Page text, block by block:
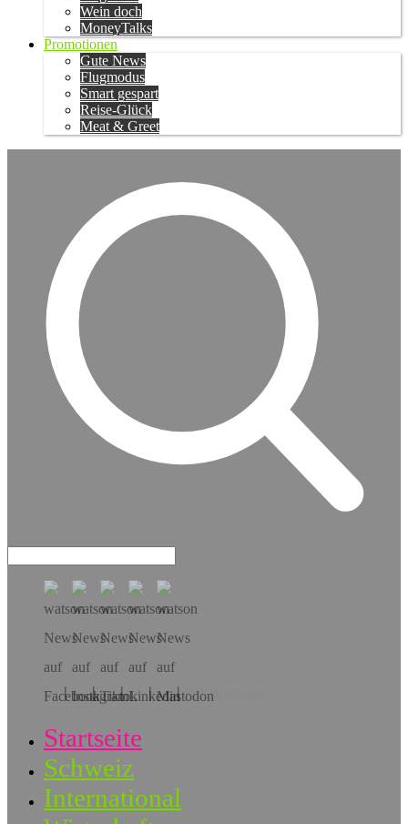
Wein doch
MoneyTalks
Promotionen
Gute News
Flugmodus
Smart gespart
Reise-Glück
Meat & Greet
Hol dir die App!
Startseite
Schweiz
International